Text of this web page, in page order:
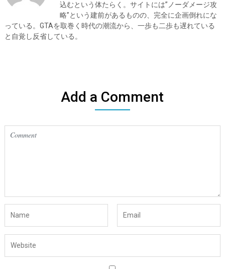
込むという体たらく。サイトには”ノーダメージ攻
略”という建前があるものの、完全に企画倒れにな
っている。GTAを取巻く時代の潮流から、一歩も二歩も遅れている
と自覚し反省している。
Add a Comment